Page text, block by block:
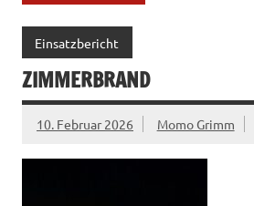
Einsatzbericht
ZIMMERBRAND
10. Februar 2026 Momo Grimm